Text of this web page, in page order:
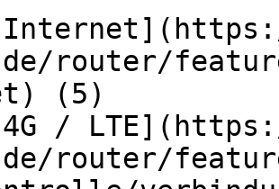
router/
(5)
/
router/